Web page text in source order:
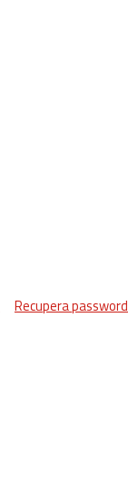
Recupera password